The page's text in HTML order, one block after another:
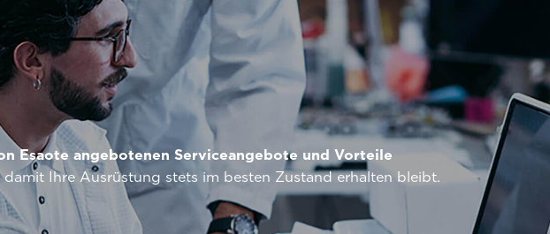
Esaote angebotenen Serviceangebote und Vorteile
Ihre Ausrüstung stets im besten Zustand erhalten bleibt.